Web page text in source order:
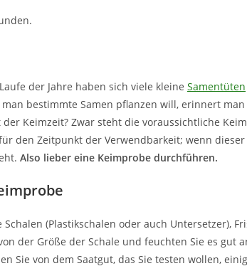
der Jahre haben sich viele kleine Samentüten
bestimmte Samen pflanzen will, erinnert
Keimzeit? Zwar steht die voraussichtliche
den Zeitpunkt der Verwendbarkeit; wenn
Also lieber eine Keimprobe durchführen.
Schalen (Plastikschalen oder auch Untersetzer),
der Größe der Schale und feuchten Sie es gut
Sie von dem Saatgut, das Sie testen wollen,